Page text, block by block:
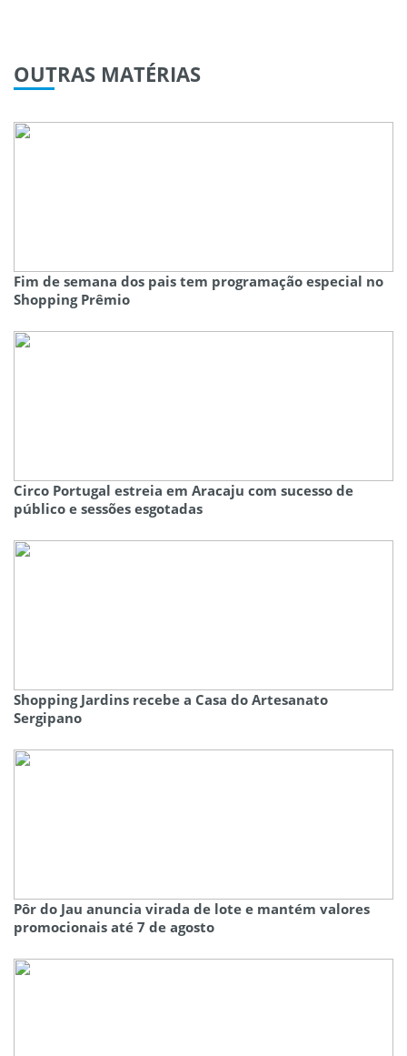
OUTRAS MATÉRIAS
Fim de semana dos pais tem programação especial no
Shopping Prêmio
Circo Portugal estreia em Aracaju com sucesso de
público e sessões esgotadas
Shopping Jardins recebe a Casa do Artesanato
Sergipano
Pôr do Jau anuncia virada de lote e mantém valores
promocionais até 7 de agosto